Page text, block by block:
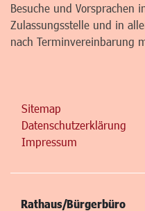
Besuche und Vorsprachen
Zulassungsstelle und in
nach Terminvereinbarung
Sitemap
Datenschutzerklärung
Impressum
Rathaus/Bürgerbüro